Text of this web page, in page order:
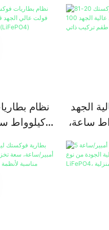
المنزلي،
الحديد من الدرجة الأولى (LiFePO4)
الجهد
81 كيلوواط ساعة،
عالية
طقم تركيب